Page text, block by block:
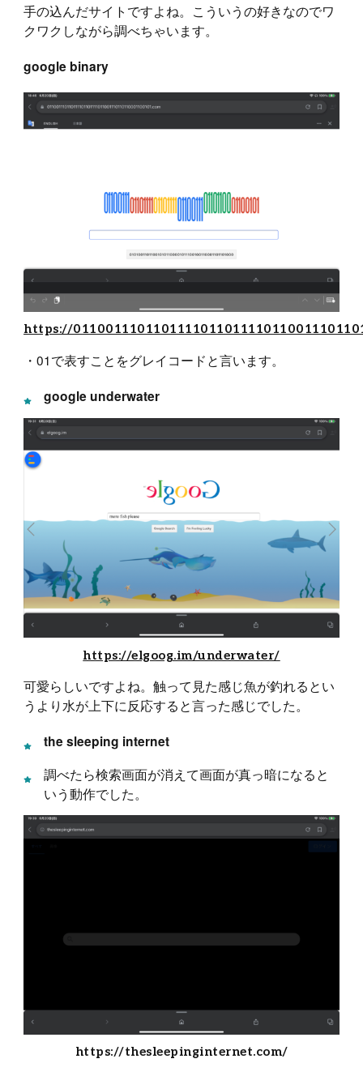
手の込んだサイトですよね。こういうの好きなのでワ
クワクしながら調べちゃいます。
google binary
https://
・01で表すことをグレイコードと言います。
google underwater
https://elgoog.im/underwater/
可愛らしいですよね。触って見た感じ魚が釣れるとい
うより水が上下に反応すると言った感じでした。
the sleeping internet
調べたら検索画面が消えて画面が真っ暗になると
いう動作でした。
https://thesleepinginternet.com/